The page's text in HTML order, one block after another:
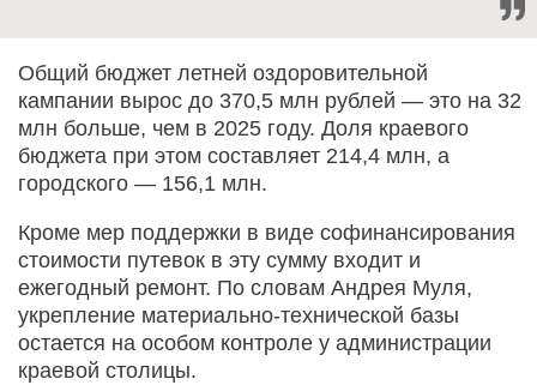
Общий бюджет летней оздоровительной
кампании вырос до 370,5 млн рублей — это на 32
млн больше, чем в 2025 году. Доля краевого
бюджета при этом составляет 214,4 млн, а
городского — 156,1 млн.
Кроме мер поддержки в виде софинансирования
стоимости путевок в эту сумму входит и
ежегодный ремонт. По словам Андрея Муля,
укрепление материально-технической базы
остается на особом контроле у администрации
краевой столицы.